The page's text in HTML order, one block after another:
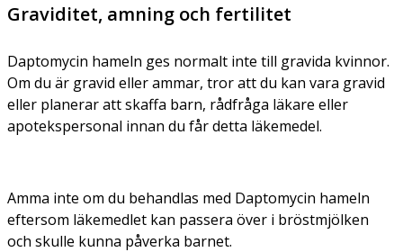
Graviditet, amning och fertilitet
Daptomycin hameln ges normalt inte till gravida kvinnor.
Om du är gravid eller ammar, tror att du kan vara gravid
eller planerar att skaffa barn, rådfråga läkare eller
apotekspersonal innan du får detta läkemedel.
Amma inte om du behandlas med Daptomycin hameln
eftersom läkemedlet kan passera över i bröstmjölken
och skulle kunna påverka barnet.